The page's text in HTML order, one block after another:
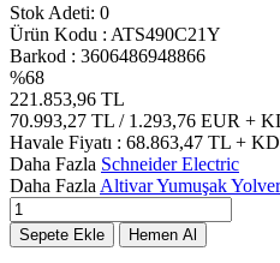
Stok Adeti: 0
Ürün Kodu : ATS490C21Y
Barkod : 3606486948866
%68
221.853,96 TL
70.993,27 TL / 1.293,76 EUR +
Havale Fiyatı : 68.863,47 TL +
Daha Fazla Schneider Electric
Daha Fazla Altivar Yumuşak
Sepete Ekle Hemen Al